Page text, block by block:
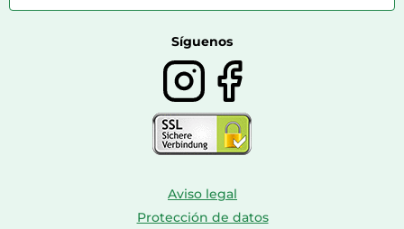
Farmacia veterinaria
Botas mujer
Síguenos
Aviso legal
Protección de datos